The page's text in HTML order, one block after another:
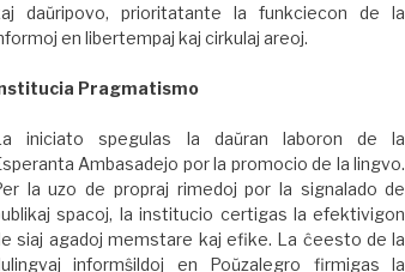
daŭripovo, prioritatante la funkciecon de la
en libertempaj kaj cirkulaj areoj.
Pragmatismo
iniciato spegulas la daŭran laboron de la
Ambasadejo por la promocio de la lingvo.
la uzo de propraj rimedoj por la signalado de
spacoj, la institucio certigas la efektivigon
siaj agadoj memstare kaj efike. La ĉeesto de la
informŝildoj en Poŭzalegro firmigas la